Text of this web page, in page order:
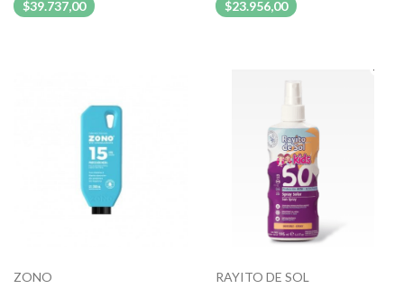
$39.737,00 $23.956,00
ZONO
RAYITO DE SOL